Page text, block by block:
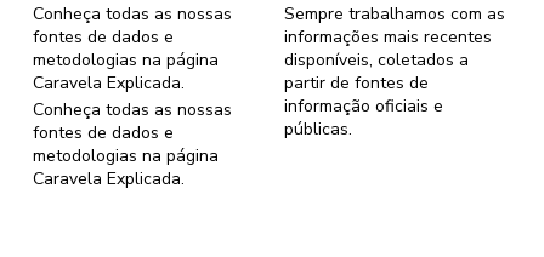
Sempre trabalhamos com as
informações mais recentes
disponíveis, coletados a
partir de fontes de
informação oficiais e
públicas.
Conheça todas as nossas
fontes de dados e
metodologias na página
Caravela Explicada.
Conheça todas as nossas
fontes de dados e
metodologias na página
Caravela Explicada.